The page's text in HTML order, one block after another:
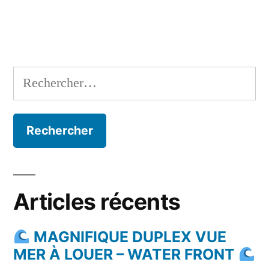
Rechercher :
Articles récents
MAGNIFIQUE DUPLEX VUE
MER À LOUER – WATER FRONT